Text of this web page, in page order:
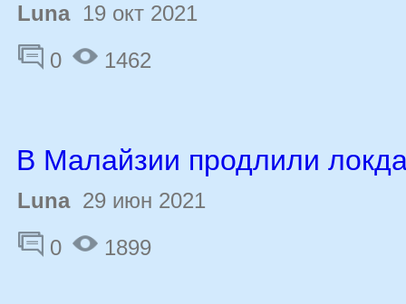
Luna19 окт 2021
0
1462
В Малайзии продлили
Luna29 июн 2021
0
1899